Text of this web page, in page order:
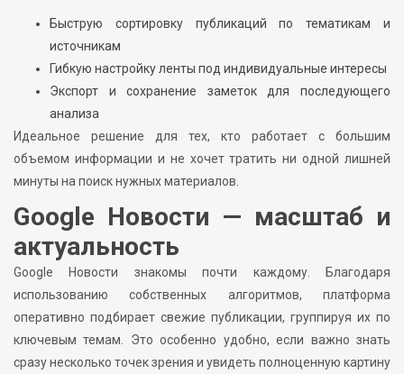
Быструю сортировку публикаций по тематикам и
источникам
Гибкую настройку ленты под индивидуальные интересы
Экспорт и сохранение заметок для последующего
анализа
Идеальное решение для тех, кто работает с большим
объемом информации и не хочет тратить ни одной лишней
минуты на поиск нужных материалов.
Google Новости — масштаб и
актуальность
Google Новости знакомы почти каждому. Благодаря
использованию собственных алгоритмов, платформа
оперативно подбирает свежие публикации, группируя их по
ключевым темам. Это особенно удобно, если важно знать
сразу несколько точек зрения и увидеть полноценную картину